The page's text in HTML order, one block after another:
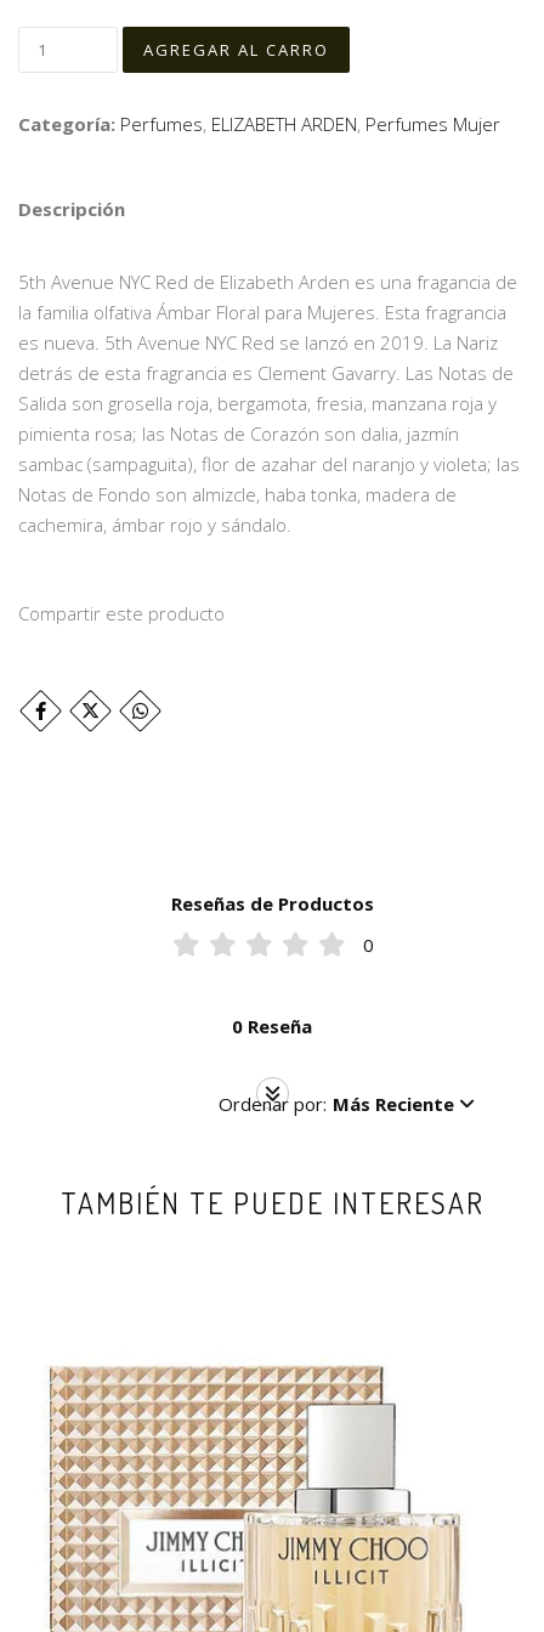
Categoría: Perfumes, ELIZABETH ARDEN, Perfumes Mujer
Descripción
5th Avenue NYC Red de Elizabeth Arden es una fragancia de
la familia olfativa Ámbar Floral para Mujeres. Esta fragrancia
es nueva. 5th Avenue NYC Red se lanzó en 2019. La Nariz
detrás de esta fragrancia es Clement Gavarry. Las Notas de
Salida son grosella roja, bergamota, fresia, manzana roja y
pimienta rosa; las Notas de Corazón son dalia, jazmín
sambac (sampaguita), flor de azahar del naranjo y violeta; las
Notas de Fondo son almizcle, haba tonka, madera de
cachemira, ámbar rojo y sándalo.
Compartir este producto
Reseñas de Productos
0
0 Reseña
Ordenar por: Más Reciente
TAMBIÉN TE PUEDE INTERESAR